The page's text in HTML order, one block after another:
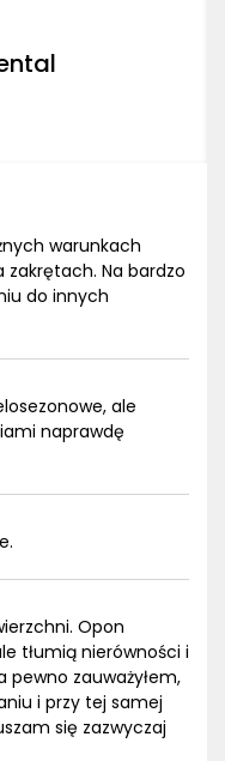
warunkach
zakrętach. Na bardzo
do innych
ale
naprawdę
Opon
tłumią nierówności i
pewno zauważyłem,
i przy tej samej
się zazwyczaj